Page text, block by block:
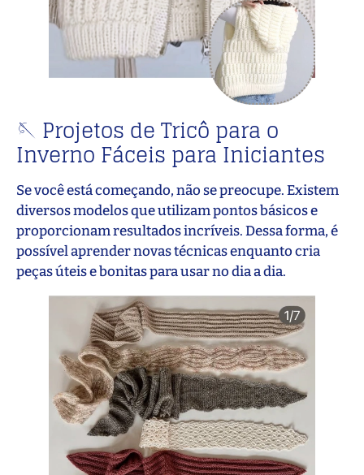
🪡 Projetos de Tricô para o
Inverno Fáceis para Iniciantes
Se você está começando, não se preocupe. Existem
diversos modelos que utilizam pontos básicos e
proporcionam resultados incríveis. Dessa forma, é
possível aprender novas técnicas enquanto cria
peças úteis e bonitas para usar no dia a dia.